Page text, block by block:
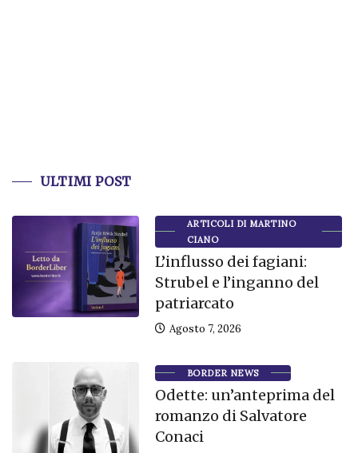
ULTIMI POST
ARTICOLI DI MARTINO
CIANO
L’influsso dei fagiani:
Strubel e l’inganno del
patriarcato
Agosto 7, 2026
BORDER NEWS
Odette: un’anteprima del
romanzo di Salvatore
Conaci